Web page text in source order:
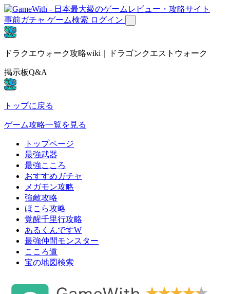
事前ガチャ ゲーム検索 ログイン
ドラクエウォーク攻略wiki｜ドラゴンクエストウォーク
掲示板Q&A
トップに戻る
ゲーム攻略一覧を見る
トップページ
最強武器
最強こころ
おすすめガチャ
メガモン攻略
強敵攻略
ほこら攻略
覚醒千里行攻略
あるくんですW
最強仲間モンスター
こころ道
宝の地図検索